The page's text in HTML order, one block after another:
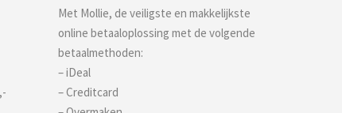
Met Mollie, de veiligste en makkelijkste
online betaaloplossing met de volgende
betaalmethoden:
– iDeal
– Creditcard